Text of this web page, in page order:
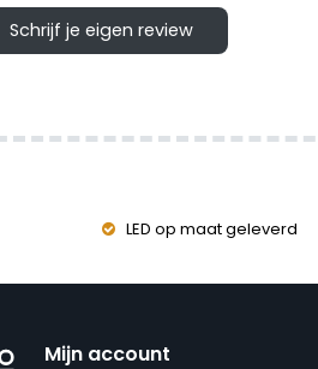
Schrijf je eigen review
LED op maat geleverd
Mijn account